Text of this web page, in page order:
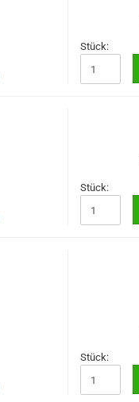
Stück:
Stück:
Stück: